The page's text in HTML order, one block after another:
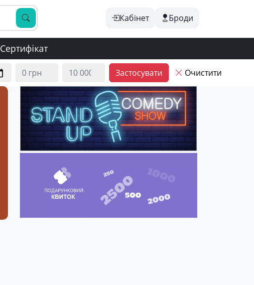
Кабінет Броди
Сертифікат
Застосувати Очистити